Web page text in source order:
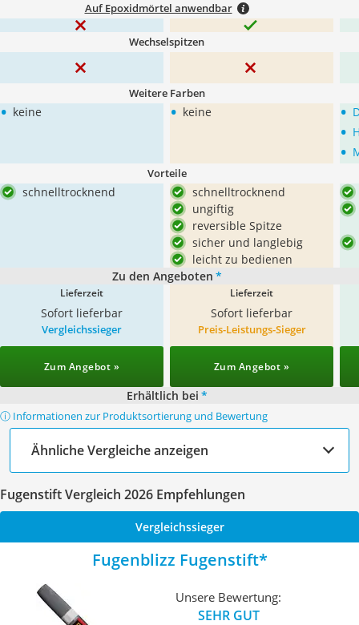
Auf Epoxidmörtel anwendbar
Wechselspitzen
Weitere Farben
• keine • keine •
•
•
Vorteile
schnelltrocknend
schnelltrocknend
ungiftig
reversible Spitze
sicher und langlebig
leicht zu bedienen
Zu den Angeboten *
Lieferzeit
Sofort lieferbar
Lieferzeit
Sofort lieferbar
Vergleichssieger
Zum Angebot »
Preis-Leistungs-Sieger
Zum Angebot »
Erhältlich bei *
ⓘ Informationen zur Produktsortierung und Bewertung
Ähnliche Vergleiche anzeigen
Fugenstift Vergleich 2026 Empfehlungen
Vergleichssieger
Fugenblizz Fugenstift
Unsere Bewertung:
SEHR GUT